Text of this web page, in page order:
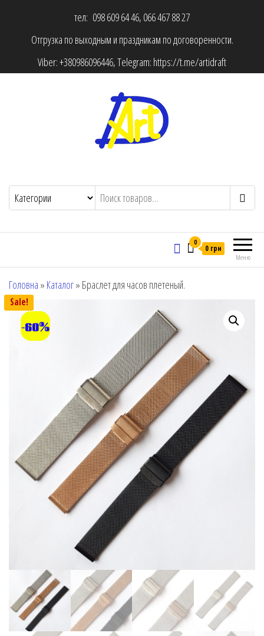
тел: 098 609 64 46, 066 467 88 27
Отгрузка по выходным и праздникам по договоренности.
Viber:+380986096446, Telegram: https://t.me/artidraft
Меню
0
0 грн
Головна » Каталог» Браслет для часов плетеный.
Sale!
-60%